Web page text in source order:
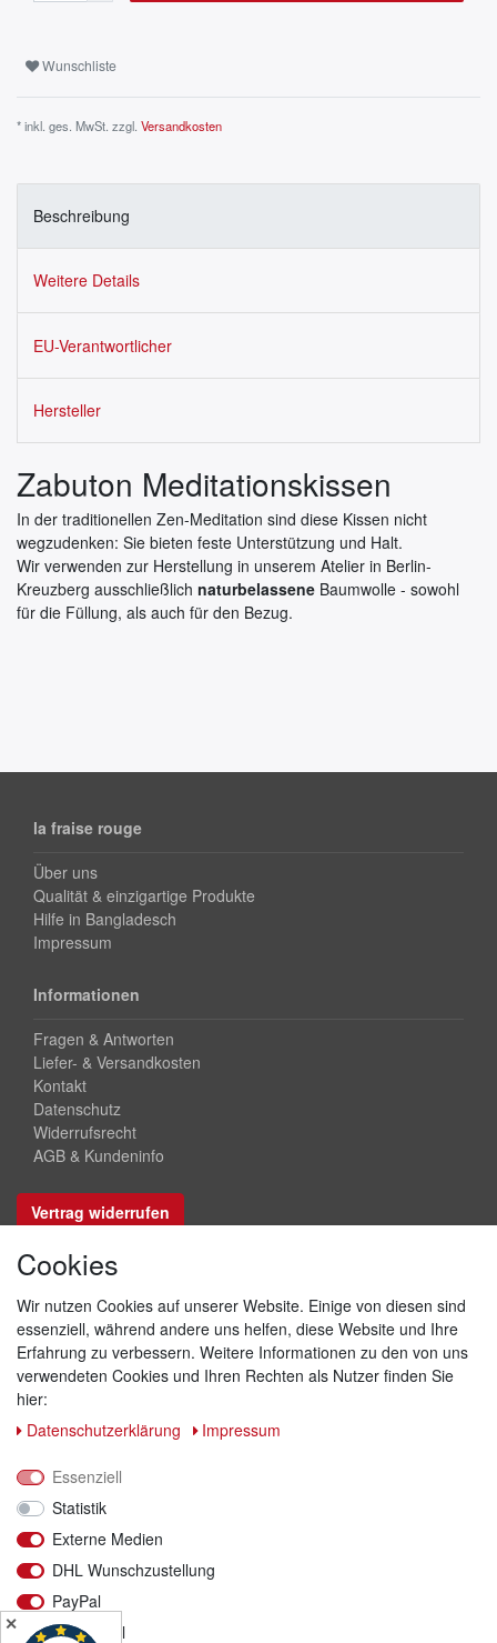
Wunschliste
* inkl. ges. MwSt. zzgl. Versandkosten
Beschreibung
Weitere Details
EU-Verantwortlicher
Hersteller
Zabuton Meditationskissen
In der traditionellen Zen-Meditation sind diese Kissen nicht
wegzudenken: Sie bieten feste Unterstützung und Halt.
Wir verwenden zur Herstellung in unserem Atelier in Berlin-
Kreuzberg ausschließlich naturbelassene Baumwolle - sowohl
für die Füllung, als auch für den Bezug.
la fraise rouge
Über uns
Qualität & einzigartige Produkte
Hilfe in Bangladesch
Impressum
Informationen
Fragen & Antworten
Liefer- & Versandkosten
Kontakt
Datenschutz
Widerrufsrecht
AGB & Kundeninfo
Vertrag widerrufen
Sicher bezahlen
Versand & Retoure
✕
Cookies
Wir nutzen Cookies auf unserer Website. Einige von diesen sind
essenziell, während andere uns helfen, diese Website und Ihre
Erfahrung zu verbessern. Weitere Informationen zu den von uns
verwendeten Cookies und Ihren Rechten als Nutzer finden Sie
hier:
Daten­schutz­erklärung
Impressum
Essenziell
Statistik
Externe Medien
DHL Wunschzustellung
PayPal
Funktional